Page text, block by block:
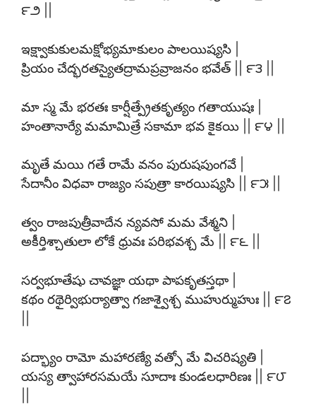
౯౨ ||
ఇక్ష్వాకుకులమక్షోభ్యమాకులం పాలయిష్యసి |
ప్రియం చేద్భరతస్యైతద్రామప్రవ్రాజనం భవేత్ || ౯౩ ||
మా స్మ మే భరతః కార్షీత్ప్రేతకృత్యం గతాయుషః |
హంతానార్యే మమామిత్రే సకామా భవ కైకయి || ౯౪ ||
మృతే మయి గతే రామే వనం పురుషపుంగవే |
సేదానీం విధవా రాజ్యం సపుత్రా కారయిష్యసి || ౯౫ ||
త్వం రాజపుత్రీవాదేన న్యవసో మమ వేశ్మని |
అకీర్తిశ్చాతులా లోకే ధ్రువః పరిభవశ్చ మే || ౯౬ ||
సర్వభూతేషు చావజ్ఞా యథా పాపకృతస్తథా |
కథం రథైర్విభుర్యాత్వా గజాశ్వైశ్చ ముహుర్ముహుః || ౯౭
పద్భ్యాం రామో మహారణ్యే వత్సో మే విచరిష్యతి |
యస్య త్వాహారసమయే సూదాః కుండలధారిణః || ౯౮